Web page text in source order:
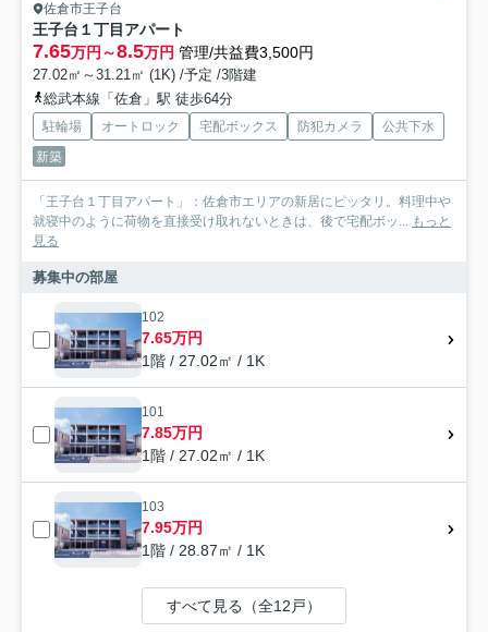
佐倉市王子台
王子台１丁目アパート
7.65万円～8.5万円 管理/共益費3,500円
27.02㎡～31.21㎡ (1K) /予定 /3階建
総武本線「佐倉」駅 徒歩64分
駐輪場 オートロック 宅配ボックス 防犯カメラ
公共下水
新築
「王子台１丁目アパート」：佐倉市エリアの新居にピッタリ。料理中や
就寝中のように荷物を直接受け取れないときは、後で宅配ボッ... もっと
見る
募集中の部屋
102
7.65万円
1階 / 27.02㎡ / 1K
101
7.85万円
1階 / 27.02㎡ / 1K
103
7.95万円
1階 / 28.87㎡ / 1K
すべて見る（全12戸）